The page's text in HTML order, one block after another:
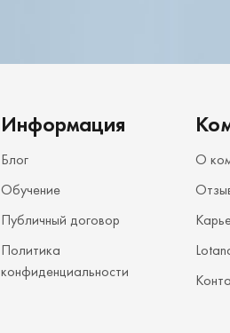
Информация
Блог
Обучение
Публичный договор
Политика
конфиденциальности
О